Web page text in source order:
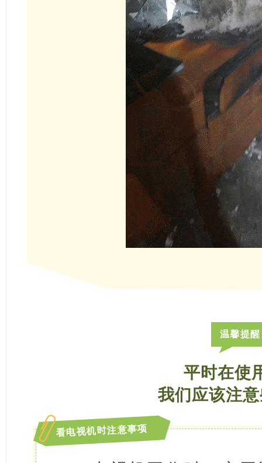
温馨提醒
平时在使
我们应该注
看电视机时注意事项